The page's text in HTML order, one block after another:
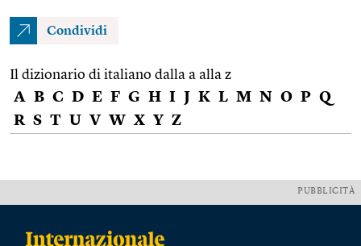
Condividi
Il dizionario di italiano dalla a alla z
A B C D E F G H I J K L M N O P Q
R S T U V W X Y Z
PUBBLICITÀ